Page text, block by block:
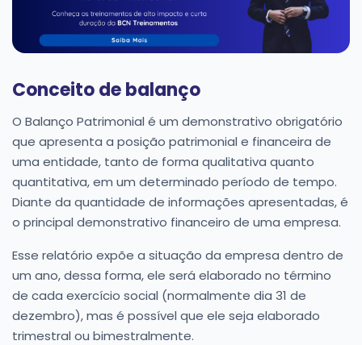
Conceito de balanço
O Balanço Patrimonial é um demonstrativo obrigatório
que apresenta a posição patrimonial e financeira de
uma entidade, tanto de forma qualitativa quanto
quantitativa, em um determinado período de tempo.
Diante da quantidade de informações apresentadas, é
o principal demonstrativo financeiro de uma empresa.
Esse relatório expõe a situação da empresa dentro de
um ano, dessa forma, ele será elaborado no término
de cada exercício social (normalmente dia 31 de
dezembro), mas é possível que ele seja elaborado
trimestral ou bimestralmente.